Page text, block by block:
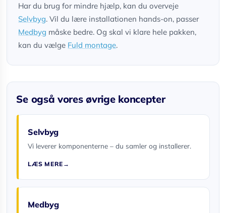
Har du brug for mindre hjælp, kan du overveje
Selvbyg. Vil du lære installationen hands-on, passer
Medbyg måske bedre. Og skal vi klare hele pakken,
kan du vælge Fuld montage.
Se også vores øvrige koncepter
Selvbyg
Vi leverer komponenterne – du samler og installerer.
LÆS MERE
Medbyg